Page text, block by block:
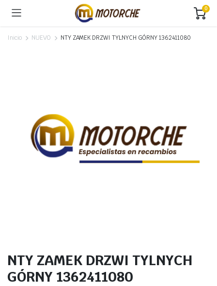
0
Inicio NUEVO NTY ZAMEK DRZWI TYLNYCH GÓRNY 1362411080
NTY ZAMEK DRZWI TYLNYCH
GÓRNY 1362411080